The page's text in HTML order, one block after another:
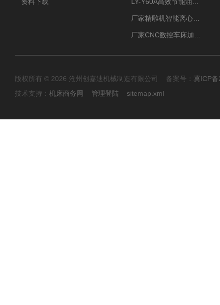
版权所有 © 2026 沧州创嘉迪机械制造有限公司 备案号： 冀ICP
技术支持： 机床商务网 管理登陆 sitemap.xml